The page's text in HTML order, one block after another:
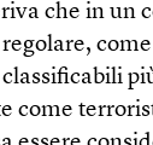
che in un
come